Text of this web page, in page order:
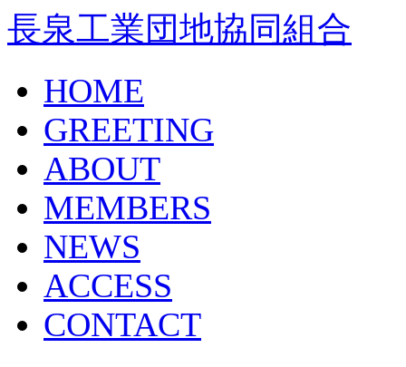
長泉工業団地協同組合
HOME
GREETING
ABOUT
MEMBERS
NEWS
ACCESS
CONTACT